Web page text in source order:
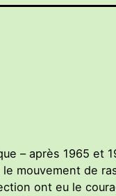
– après 1965 et
le mouvement de
ont eu le